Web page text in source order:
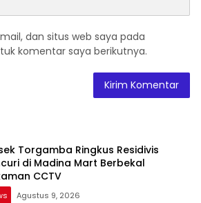
dan situs web saya pada
komentar saya berikutnya.
Torgamba Ringkus Residivis
di Madina Mart Berbekal
CCTV
Agustus 9, 2026